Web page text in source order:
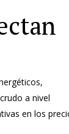
a nivel
en los